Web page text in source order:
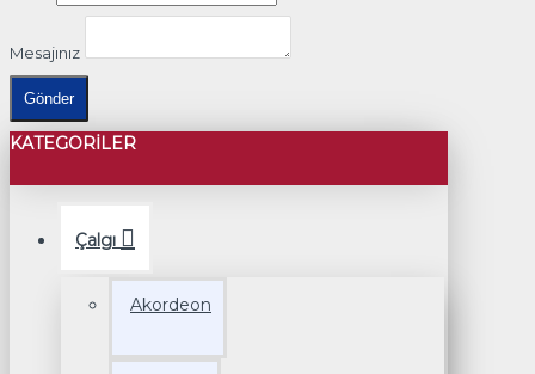
Mesajınız
Gönder
KATEGORILER
Çalgı
Akordeon